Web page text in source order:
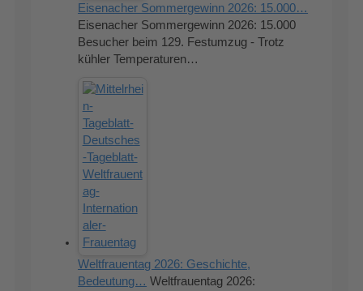
Eisenacher Sommergewinn 2026: 15.000…
Eisenacher Sommergewinn 2026: 15.000
Besucher beim 129. Festumzug - Trotz
kühler Temperaturen…
Weltfrauentag 2026: Geschichte,
Bedeutung… Weltfrauentag 2026: